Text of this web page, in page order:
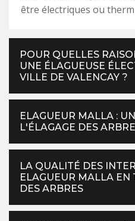
être électriques ou
POUR QUELLES
UNE ÉLAGUEUSE
VILLE DE VALENCAY ?
ELAGUEUR MALLA :
L'ÉLAGAGE DES
LA QUALITÉ DES
ELAGUEUR MALLA EN
DES ARBRES